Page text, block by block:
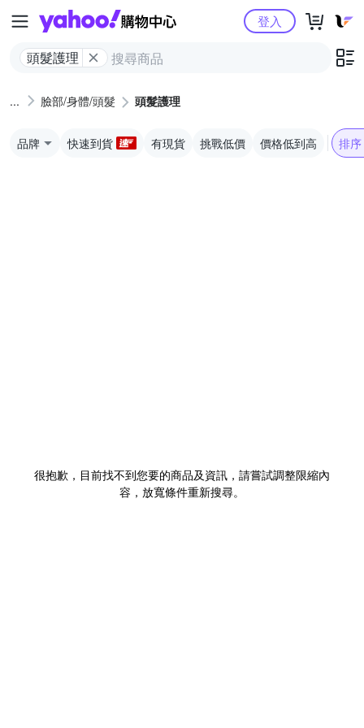
Yahoo購物中心
頭髮護理
登入
臉部/身體/頭髮 頭髮護理
品牌 快速到貨 有現貨 挑戰低價 價格低到高 排序
很抱歉，目前找不到您要的商品及資訊，請嘗試調整限縮內
容，放寬條件重新搜尋。